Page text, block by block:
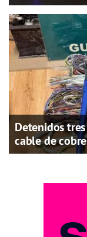
Detenidos
cable de